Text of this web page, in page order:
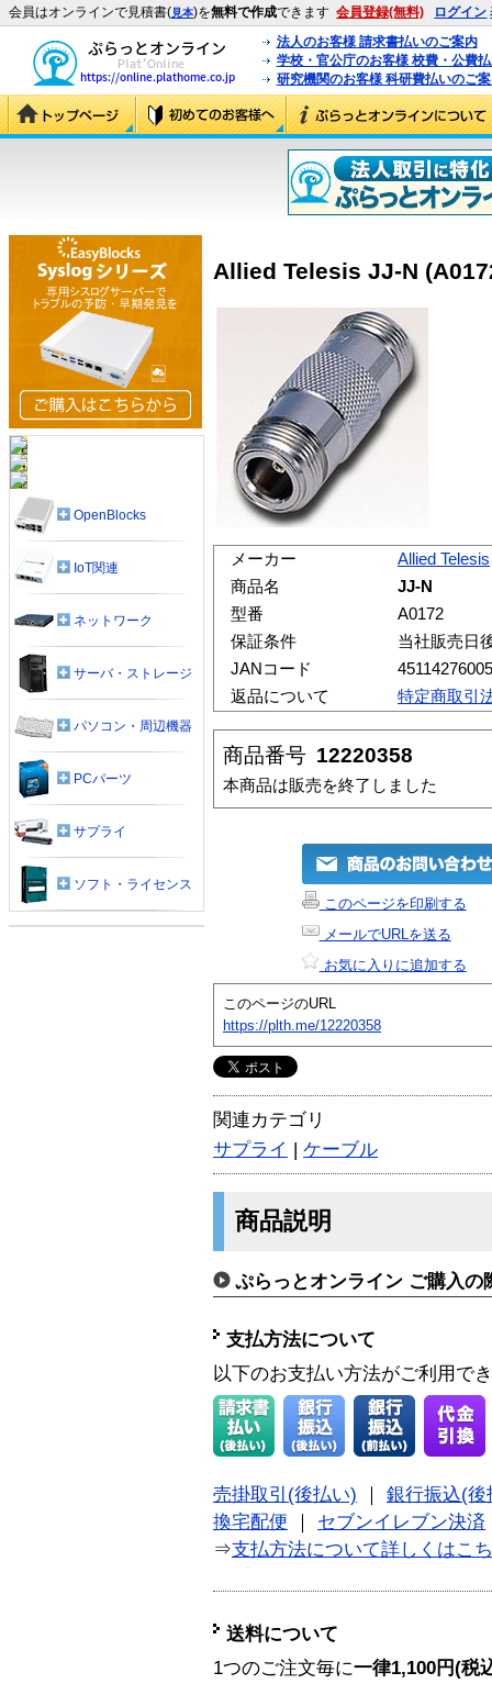
会員はオンラインで見積書(見本)を無料で作成できます 会員登録(無料) ログイン
法人のお客様 請求書払いのご案内
学校・官公庁のお客様 校費・公費
研究機関のお客様 科研費払いのご
Allied Telesis JJ-N
メーカー
Allied Telesis
商品名
JJ-N
型番
A0172
保証条件
当社販売日
JANコード
返品について
特定商取引
商品番号 12220358
本商品は販売を終了しました
このページを印刷する
メールでURLを送る
お気に入りに追加する
このページのURL
https://plth.me/12220358
関連カテゴリ
サプライ | ケーブル
商品説明
ぷらっとオンライン ご購入の
支払方法について
以下のお支払い方法がご利用で
売掛取引(後払い)
銀行振込(後
換宅配便
セブンイレブン決済
⇒支払方法について詳しくはこ
送料について
1つのご注文毎に一律1,100円(税
OpenBlocks
IoT関連
ネットワーク
サーバ・ストレージ
パソコン・周辺機器
PCパーツ
サプライ
ソフト・ライセンス